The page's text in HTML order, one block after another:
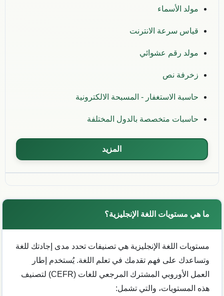
مولد الأسماء
قياس سرعة الانترنت
مولد رقم عشوائي
زخرفة نص
حاسبة الاستغفار - المسبحة الالكترونية
حاسبات متخصصة بالدول المختلفة
المزيد
ما هي مستويات اللغة الإنجليزية؟
مستويات اللغة الإنجليزية هي تصنيفات تحدد مدى إجادتك للغة
وتساعدك على فهم تقدمك في تعلم اللغة. يُستخدم إطار
العمل الأوروبي المشترك المرجعي للغات (CEFR) لتصنيف
هذه المستويات، والتي تشمل: